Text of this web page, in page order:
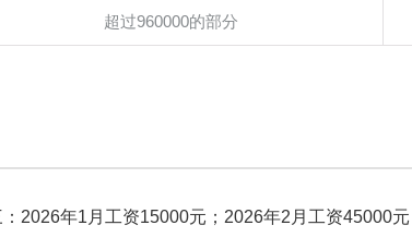
超过960000的部分
2026年1月工资15000元；2026年2月工资45000